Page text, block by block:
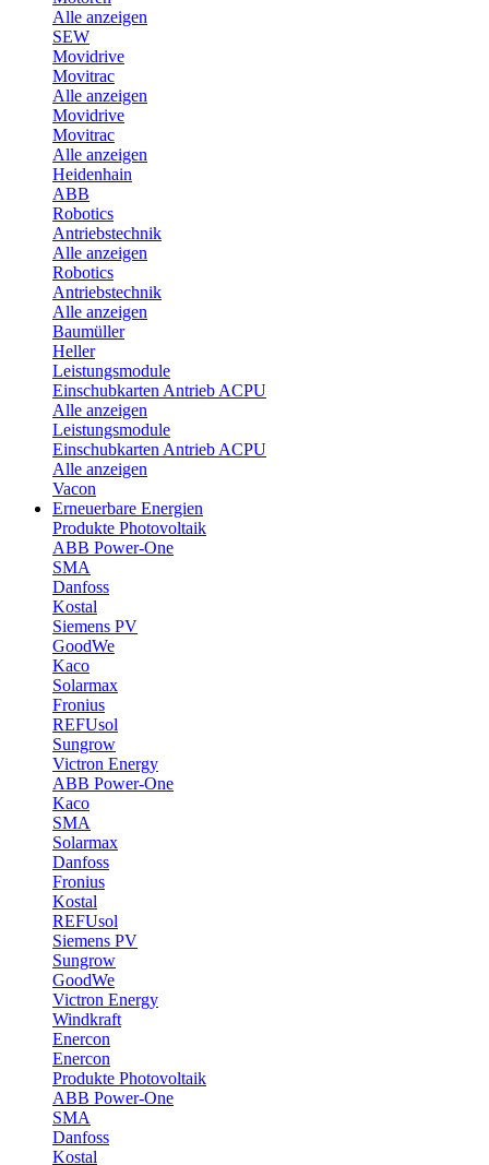
Alle anzeigen
SEW
Movidrive
Movitrac
Alle anzeigen
Movidrive
Movitrac
Alle anzeigen
Heidenhain
ABB
Robotics
Antriebstechnik
Alle anzeigen
Robotics
Antriebstechnik
Alle anzeigen
Baumüller
Heller
Leistungsmodule
Einschubkarten Antrieb ACPU
Alle anzeigen
Leistungsmodule
Einschubkarten Antrieb ACPU
Alle anzeigen
Vacon
Erneuerbare Energien
Produkte Photovoltaik
ABB Power-One
SMA
Danfoss
Kostal
Siemens PV
GoodWe
Kaco
Solarmax
Fronius
REFUsol
Sungrow
Victron Energy
ABB Power-One
Kaco
SMA
Solarmax
Danfoss
Fronius
Kostal
REFUsol
Siemens PV
Sungrow
GoodWe
Victron Energy
Windkraft
Enercon
Enercon
Produkte Photovoltaik
ABB Power-One
SMA
Danfoss
Kostal